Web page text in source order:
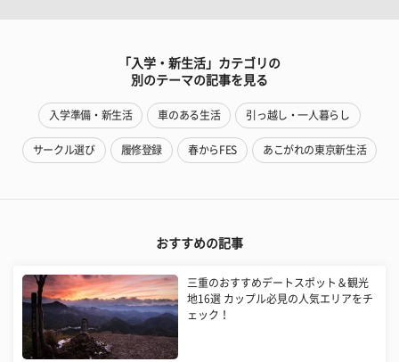
「入学・新生活」カテゴリの
別のテーマの記事を見る
入学準備・新生活 車のある生活 引っ越し・一人暮らし
サークル選び 履修登録 春からFES あこがれの東京新生活
おすすめの記事
三重のおすすめデートスポット＆観光
地16選 カップル必見の人気エリアをチ
ェック！